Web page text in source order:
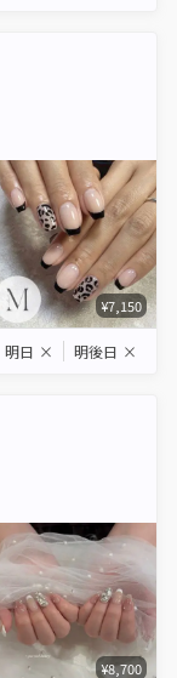
¥7,150
明日 × 明後日 ×
¥8,700